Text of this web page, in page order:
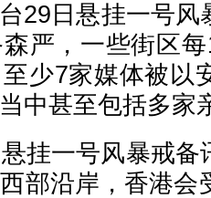
29日悬挂一号风
严，一些街区
少7家媒体被以
中甚至包括多家
挂一号风暴戒备
部沿岸，香港会